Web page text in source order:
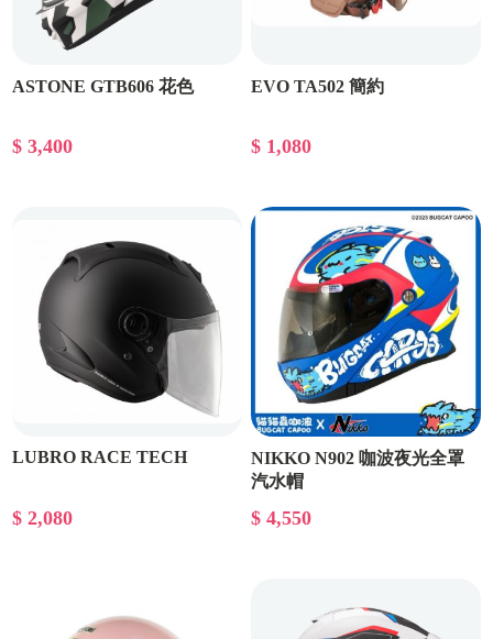
ASTONE GTB606 花色
$ 3,400
EVO TA502 簡約
$ 1,080
LUBRO RACE TECH
$ 2,080
NIKKO N902 咖波夜光全罩
汽水帽
$ 4,550